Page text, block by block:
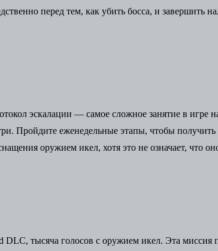
перед тем, как убить босса, и завершить
эскалации — самое сложное занятие в игре
Пройдите еженедельные этапы, чтобы
оружием икел, хотя это не означает, что
тысяча голосов с оружием икел. Эта